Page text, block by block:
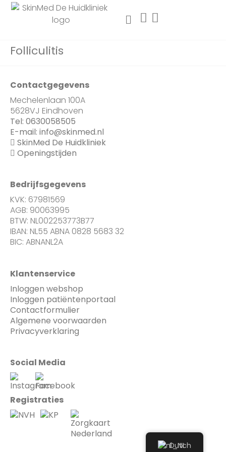
Folliculitis
Contactgegevens
Mechelenlaan 100A
5628VJ Eindhoven
Tel: 0630058505
E-mail: info@skinmed.nl
SkinMed De Huidkliniek
Openingstijden
Bedrijfsgegevens
KVK: 67981569
AGB: 90063995
BTW: NL002253773B77
IBAN: NL55 ABNA 0828 5683 32
BIC: ABNANL2A
Klantenservice
Inloggen webshop
Inloggen patiëntenportaal
Contactformulier
Algemene voorwaarden
Privacyverklaring
Social Media
Registraties
Dutch